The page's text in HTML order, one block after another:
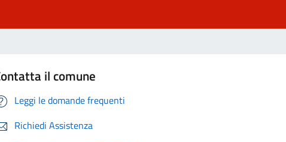
il comune
Leggi le domande frequenti
Richiedi Assistenza